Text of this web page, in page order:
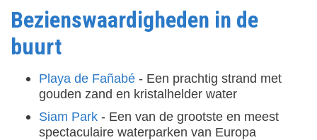
Bezienswaardigheden in de
buurt
Playa de Fañabé - Een prachtig strand met
gouden zand en kristalhelder water
Siam Park - Een van de grootste en meest
spectaculaire waterparken van Europa